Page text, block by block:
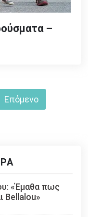
–
Επόμενο
«Έμαθα πως
Bellalou»